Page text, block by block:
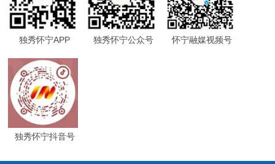
独秀怀宁APP 独秀怀宁公众号 怀宁融媒视频号
独秀怀宁抖音号